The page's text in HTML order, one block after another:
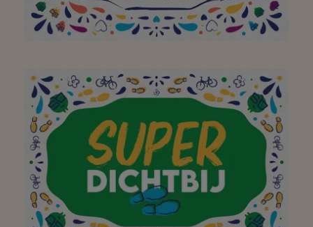
Aan het hele team om
van jullie buurtsuper zo
een geweldige plek te
maken. Bedankt! Doe zo
verder!